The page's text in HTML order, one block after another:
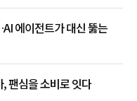
에이전트가 대신 뚫는
팬심을 소비로 잇다